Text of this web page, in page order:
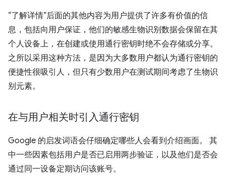
“了解详情”后面的其他内容为用户提供了许多有价值的信
息，包括向用户保证，他们的敏感生物识别数据会保留在其
个人设备上，在创建或使用通行密钥时绝不会存储或分享。
之所以采用这种方法，是因为大多数用户都认为通行密钥的
便捷性很吸引人，但只有少数用户在测试期间考虑了生物识
别元素。
在与用户相关时引入通行密钥
Google 的启发词语会仔细确定哪些人会看到介绍画面。 其
中一些因素包括用户是否已启用两步验证，以及他们是否会
通过同一设备定期访问该账号。